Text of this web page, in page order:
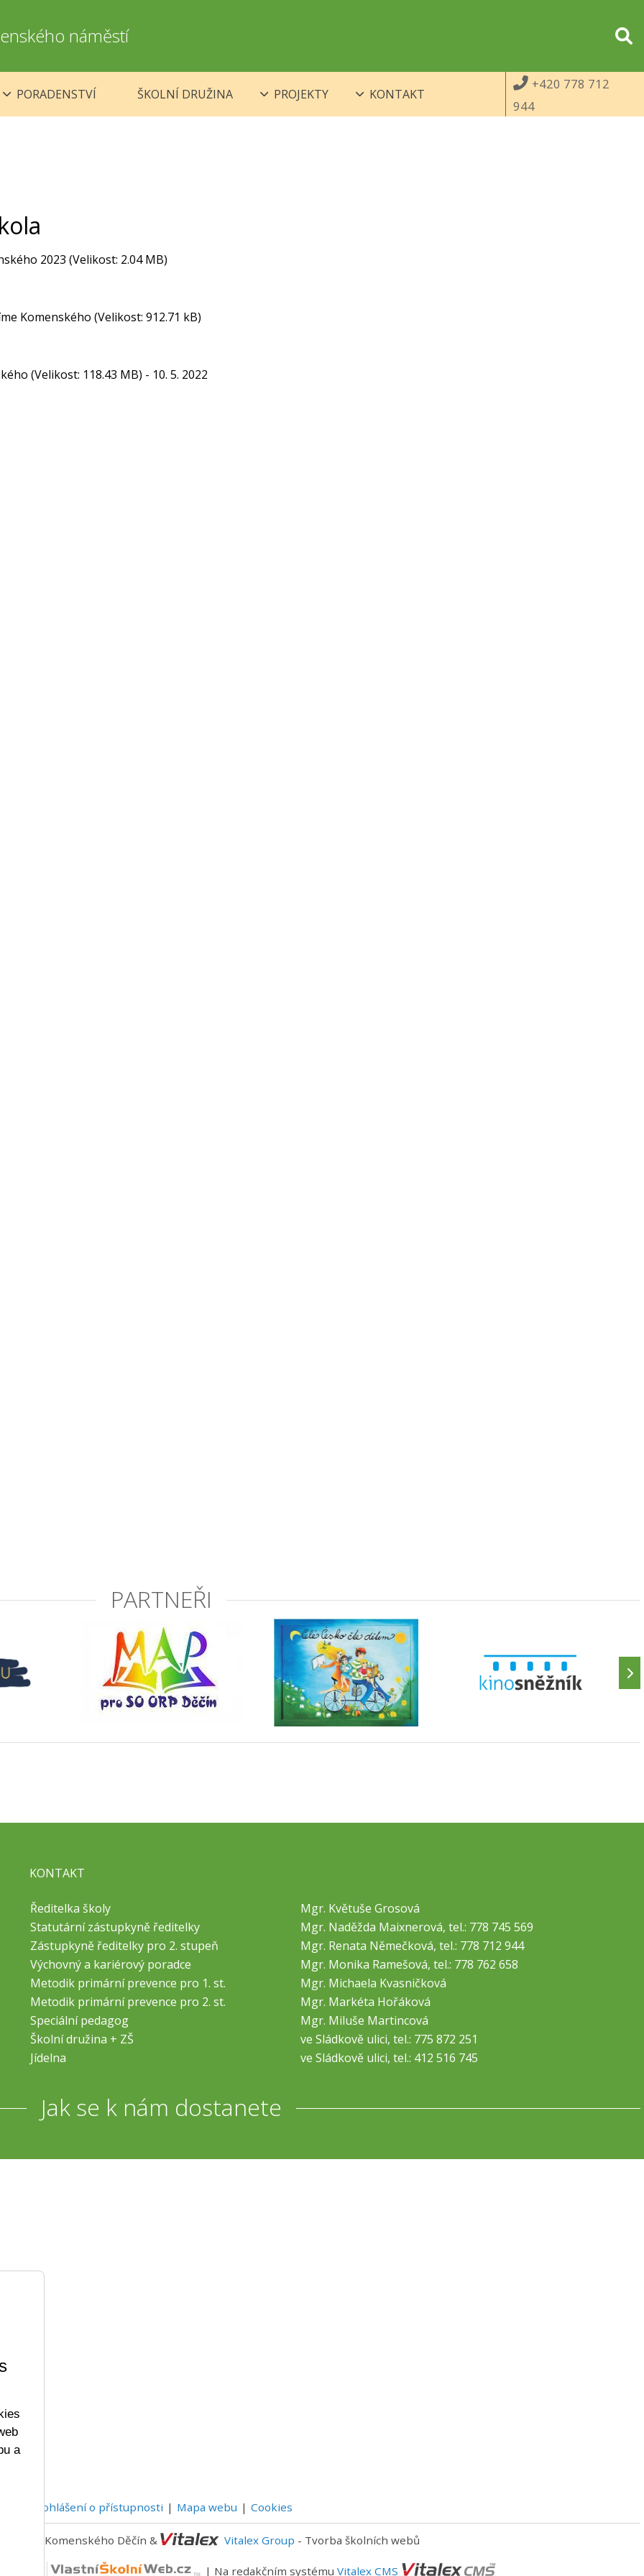
náměstí
PORADENSTVÍ ŠKOLNÍ DRUŽINA PROJEKTY KONTAKT
+420 778 712
944
2023 (Velikost: 2.04 MB)
Komenského (Velikost: 912.71 kB)
(Velikost: 118.43 MB) - 10. 5. 2022
PARTNEŘI
KONTAKT
Ředitelka školy
Mgr. Květuše Grosová
Statutární zástupkyně ředitelky
Mgr. Naděžda Maixnerová, tel.: 778 745 569
Zástupkyně ředitelky pro 2. stupeň
Mgr. Renata Němečková, tel.: 778 712 944
Výchovný a kariérový poradce
Mgr. Monika Ramešová, tel.: 778 762 658
Metodik primární prevence pro 1. st.
Mgr. Michaela Kvasničková
Metodik primární prevence pro 2. st.
Mgr. Markéta Hořáková
Speciální pedagog
Mgr. Miluše Martincová
Školní družina + ZŠ
ve Sládkově ulici, tel.: 775 872 251
Jídelna
ve Sládkově ulici, tel.: 412 516 745
Jak se k nám dostanete
Prohlášení o přístupnosti Mapa webu Cookies
ZŠ Komenského Děčín & Vitalex Group - Tvorba školních webů
| Na redakčním systémuVitalex CMS
a